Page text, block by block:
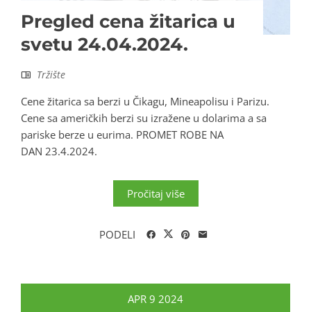
Pregled cena žitarica u
svetu 24.04.2024.
Tržište
Cene žitarica sa berzi u Čikagu, Mineapolisu i Parizu.
Cene sa američkih berzi su izražene u dolarima a sa
pariske berze u eurima. PROMET ROBE NA
DAN 23.4.2024.
Pročitaj više
PODELI
APR 9 2024